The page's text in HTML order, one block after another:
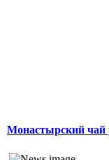
Монастырский чай